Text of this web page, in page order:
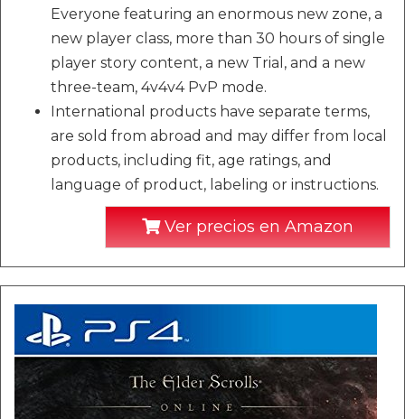
Everyone featuring an enormous new zone, a
new player class, more than 30 hours of single
player story content, a new Trial, and a new
three-team, 4v4v4 PvP mode.
International products have separate terms,
are sold from abroad and may differ from local
products, including fit, age ratings, and
language of product, labeling or instructions.
Ver precios en Amazon